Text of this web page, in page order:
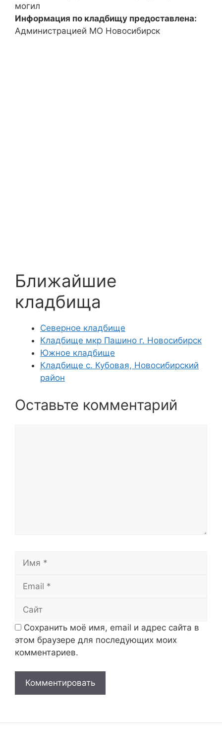
могил
Информация по кладбищу предоставлена:
Администрацией МО Новосибирск
Ближайшие
кладбища
Северное кладбище
Кладбище мкр Пашино г. Новосибирск
Южное кладбище
Кладбище с. Кубовая, Новосибирский
район
Оставьте комментарий
Сохранить моё имя, email и адрес сайта в
этом браузере для последующих моих
комментариев.